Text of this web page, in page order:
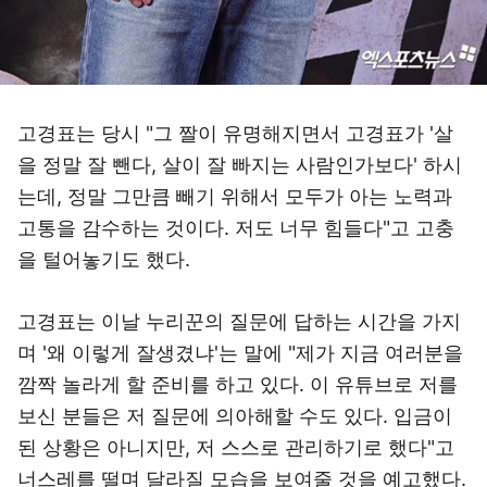
고경표는 당시 "그 짤이 유명해지면서 고경표가 '살
을 정말 잘 뺀다, 살이 잘 빠지는 사람인가보다' 하시
는데, 정말 그만큼 빼기 위해서 모두가 아는 노력과
고통을 감수하는 것이다. 저도 너무 힘들다"고 고충
을 털어놓기도 했다.
고경표는 이날 누리꾼의 질문에 답하는 시간을 가지
며 '왜 이렇게 잘생겼냐'는 말에 "제가 지금 여러분을
깜짝 놀라게 할 준비를 하고 있다. 이 유튜브로 저를
보신 분들은 저 질문에 의아해할 수도 있다. 입금이
된 상황은 아니지만, 저 스스로 관리하기로 했다"고
너스레를 떨며 달라질 모습을 보여줄 것을 예고했다.